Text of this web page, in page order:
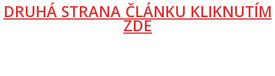
DRUHÁ STRANA ČLÁNKU KLIKNUTÍM
ZDE